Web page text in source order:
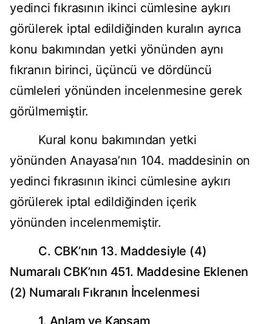
yedinci fıkrasının ikinci cümlesine aykırı
görülerek iptal edildiğinden kuralın ayrıca
konu bakımından yetki yönünden aynı
fıkranın birinci, üçüncü ve dördüncü
cümleleri yönünden incelenmesine gerek
görülmemiştir.
Kural konu bakımından yetki
yönünden Anayasa’nın 104. maddesinin on
yedinci fıkrasının ikinci cümlesine aykırı
görülerek iptal edildiğinden içerik
yönünden incelenmemiştir.
C. CBK’nın 13. Maddesiyle (4)
Numaralı CBK’nın 451. Maddesine Eklenen
(2) Numaralı Fıkranın İncelenmesi